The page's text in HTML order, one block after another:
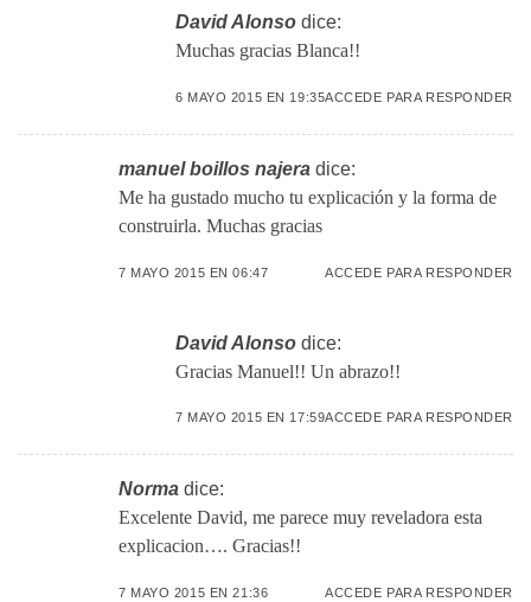
David Alonso dice:
Muchas gracias Blanca!!
6 MAYO 2015 EN 19:35ACCEDE PARA RESPONDER
manuel boillos najera dice:
Me ha gustado mucho tu explicación y la forma de
construirla. Muchas gracias
7 MAYO 2015 EN 06:47 ACCEDE PARA RESPONDER
David Alonso dice:
Gracias Manuel!! Un abrazo!!
7 MAYO 2015 EN 17:59ACCEDE PARA RESPONDER
Norma dice:
Excelente David, me parece muy reveladora esta
explicacion…. Gracias!!
7 MAYO 2015 EN 21:36 ACCEDE PARA RESPONDER